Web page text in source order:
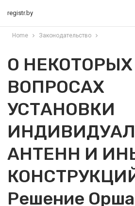
registr.by
Home Законодательство
О НЕКОТОРЫХ
ВОПРОСАХ
УСТАНОВКИ
АНТЕНН И
Решение